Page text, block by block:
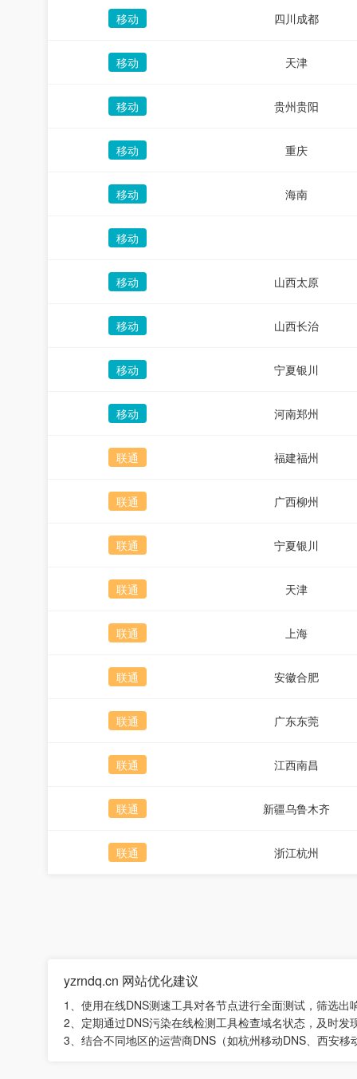
移动 四川成都
移动 天津
移动 贵州贵阳
移动 重庆
移动 海南
移动
移动 山西太原
移动 山西长治
移动 宁夏银川
移动 河南郑州
联通 福建福州
联通 广西柳州
联通 宁夏银川
联通 天津
联通 上海
联通 安徽合肥
联通 广东东莞
联通 江西南昌
联通 新疆乌鲁木齐
联通 浙江杭州
yzrndq.cn 网站优化建议
1、使用在线DNS测速工具对各节点进行全面测试，筛选
2、定期通过DNS污染在线检测工具检查域名状态，及时
3、结合不同地区的运营商DNS（如杭州移动DNS、西安